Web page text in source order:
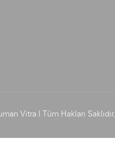
Vitra | Tüm Hakları Saklıdır.